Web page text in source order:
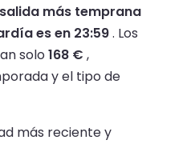
salida más temprana
es en 23:59. Los
solo 168 € ,
y el tipo de
más reciente y